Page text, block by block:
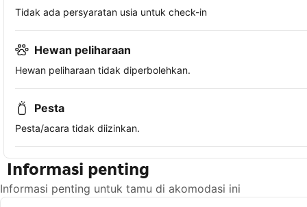
Tidak ada persyaratan usia untuk check-in
Hewan peliharaan
Hewan peliharaan tidak diperbolehkan.
Pesta
Pesta/acara tidak diizinkan.
Informasi penting
Informasi penting untuk tamu di akomodasi ini